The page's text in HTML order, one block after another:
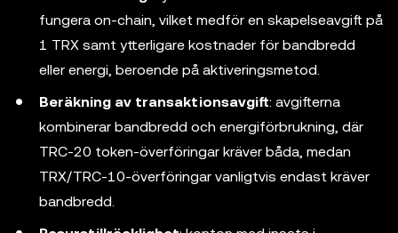
fungera on-chain, vilket medför en skapelseavgift på
1 TRX samt ytterligare kostnader för bandbredd
eller energi, beroende på aktiveringsmetod.
Beräkning av transaktionsavgift: avgifterna
kombinerar bandbredd och energiförbrukning, där
TRC-20 token-överföringar kräver båda, medan
TRX/TRC-10-överföringar vanligtvis endast kräver
bandbredd.